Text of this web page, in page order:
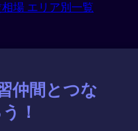
場 エリア別一覧
仲間とつな
！